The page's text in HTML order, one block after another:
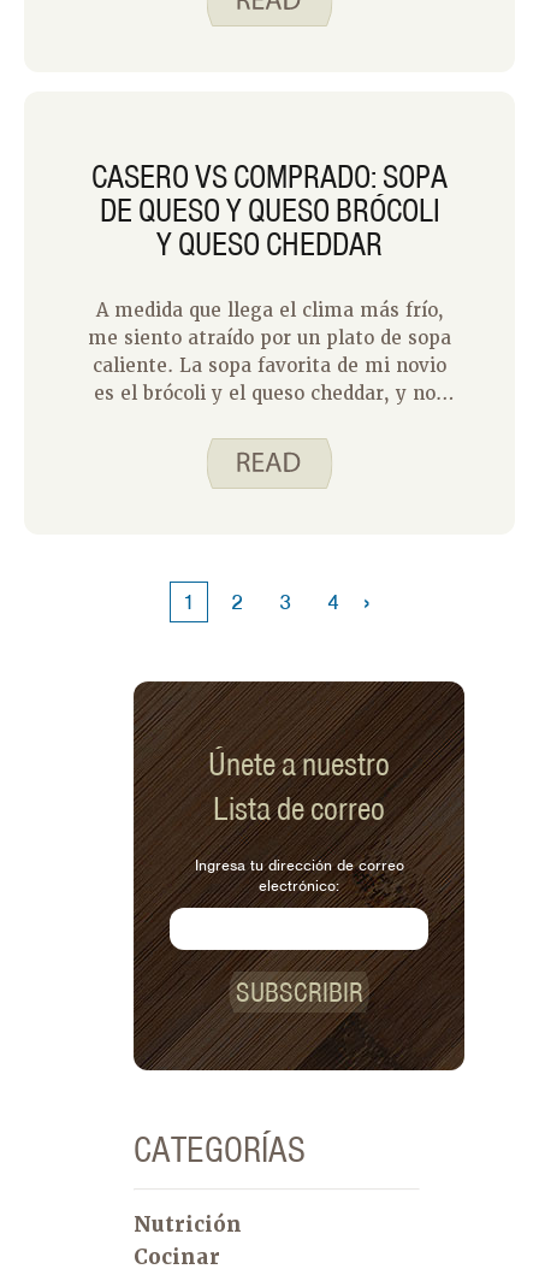
preparar en casa?
CASERO VS COMPRADO: SOPA
DE QUESO Y QUESO BRÓCOLI
Y QUESO CHEDDAR
A medida que llega el clima más frío,
me siento atraído por un plato de sopa
caliente. La sopa favorita de mi novio
es el brócoli y el queso cheddar, y nos
del año. La pregunta es, ¿vamos al
restaurante más cercano y probamos
compartir mis pensamientos!
1 2 3 4 ›
Únete a nuestro
Lista de correo
Ingresa tu dirección de correo
electrónico:
SUBSCRIBIR
CATEGORÍAS
Nutrición
Cocinar